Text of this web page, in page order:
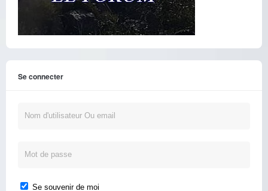
Se connecter
Se souvenir de moi